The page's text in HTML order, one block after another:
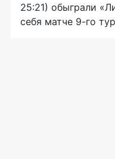
25:21) обыграли
себя матче 9-го